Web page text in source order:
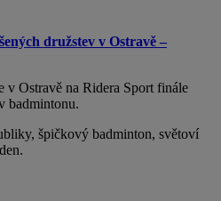
družstev v Ostravě –
v Ostravě na Ridera Sport finále
badmintonu.
špičkový badminton, světoví